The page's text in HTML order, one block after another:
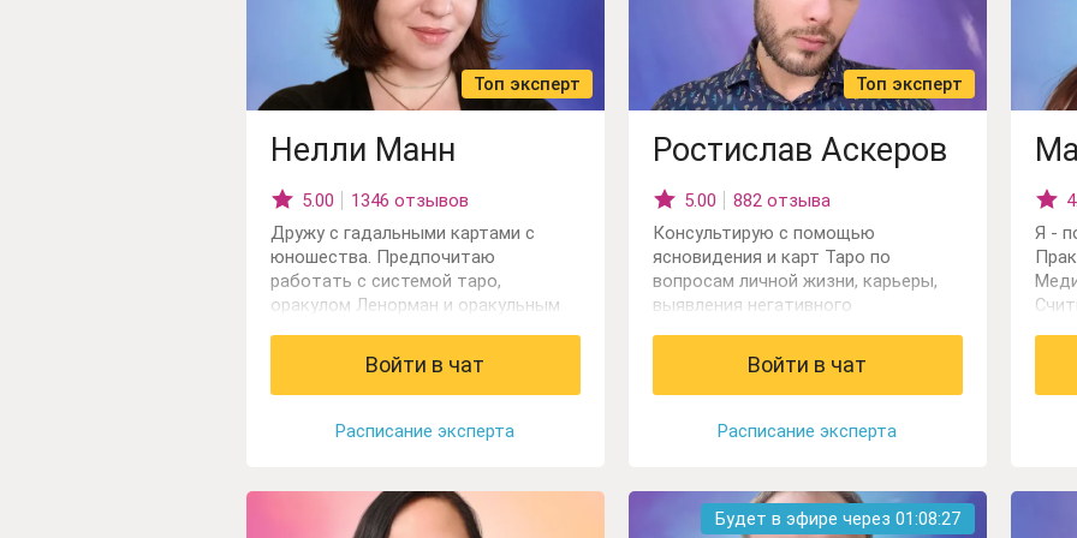
Топ эксперт
Нелли Манн
5.00
1346 отзывов
Дружу с гадальными картами с
юношества. Предпочитаю
работать с системой таро,
оракулом Ленорман и оракульным
Войти в чат
Расписание эксперта
Топ эксперт
Ростислав Аскеров
5.00
882 отзыва
Консультирую с помощью
ясновидения и карт Таро по
вопросам личной жизни, карьеры,
выявления негативного
Войти в чат
Расписание эксперта
Я -
Будет в эфире через01:08:25